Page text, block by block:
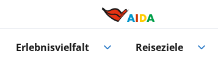
Erlebnisvielfalt Reiseziele